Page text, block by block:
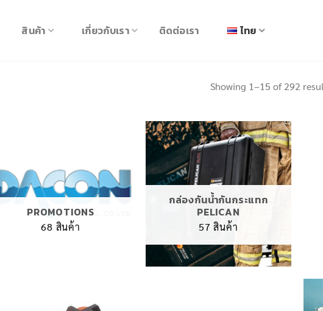
สินค้า เกี่ยวกับเรา ติดต่อเรา ไทย
Showing 1–15 of 292
PROMOTIONS
68 สินค้า
กล่องกันน้ำกันกระแทก
PELICAN
57 สินค้า